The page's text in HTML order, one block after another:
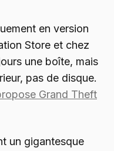
en version
Store et chez
une boîte, mais
pas de disque.
Grand Theft
un gigantesque